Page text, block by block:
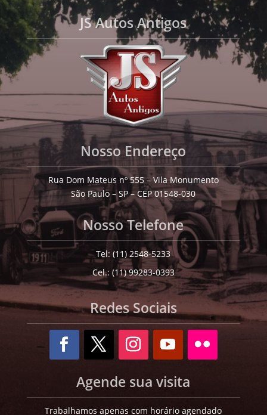
JS Autos Antigos
Nosso Endereço
Rua Dom Mateus nº 555 – Vila Monumento
São Paulo – SP – CEP 01548-030
Nosso Telefone
Tel: (11) 2548-5233
Cel.: (11) 99283-0393
Redes Sociais
Agende sua visita
Trabalhamos apenas com horário agendado